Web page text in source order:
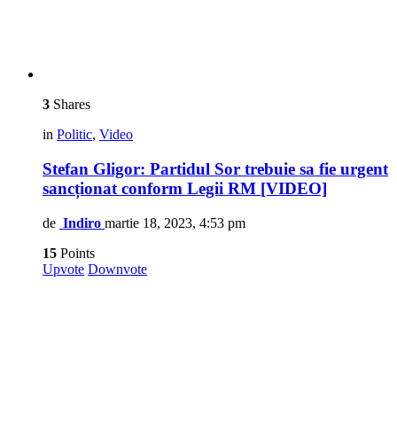
3 Shares
in Politic, Video
Stefan Gligor: Partidul Sor trebuie sa fie urgent
sancționat conform Legii RM [VIDEO]
de Indiro martie 18, 2023, 4:53 pm
15 Points
Upvote Downvote